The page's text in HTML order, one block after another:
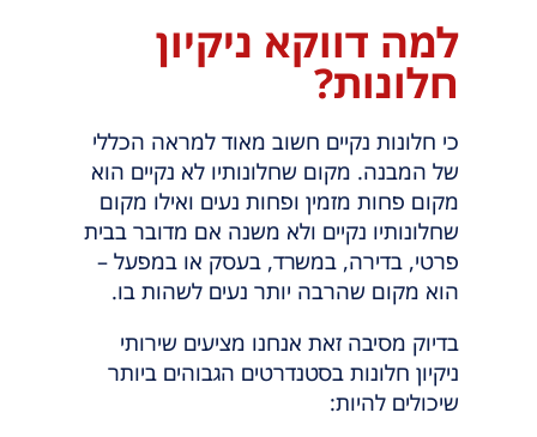
למה דווקא ניקיון
חלונות?
כי חלונות נקיים חשוב מאוד למראה הכללי
של המבנה. מקום שחלונותיו לא נקיים הוא
מקום פחות מזמין ופחות נעים ואילו מקום
שחלונותיו נקיים ולא משנה אם מדובר בבית
פרטי, בדירה, במשרד, בעסק או במפעל –
הוא מקום שהרבה יותר נעים לשהות בו.
בדיוק מסיבה זאת אנחנו מציעים שירותי
ניקיון חלונות בסטנדרטים הגבוהים ביותר
שיכולים להיות: